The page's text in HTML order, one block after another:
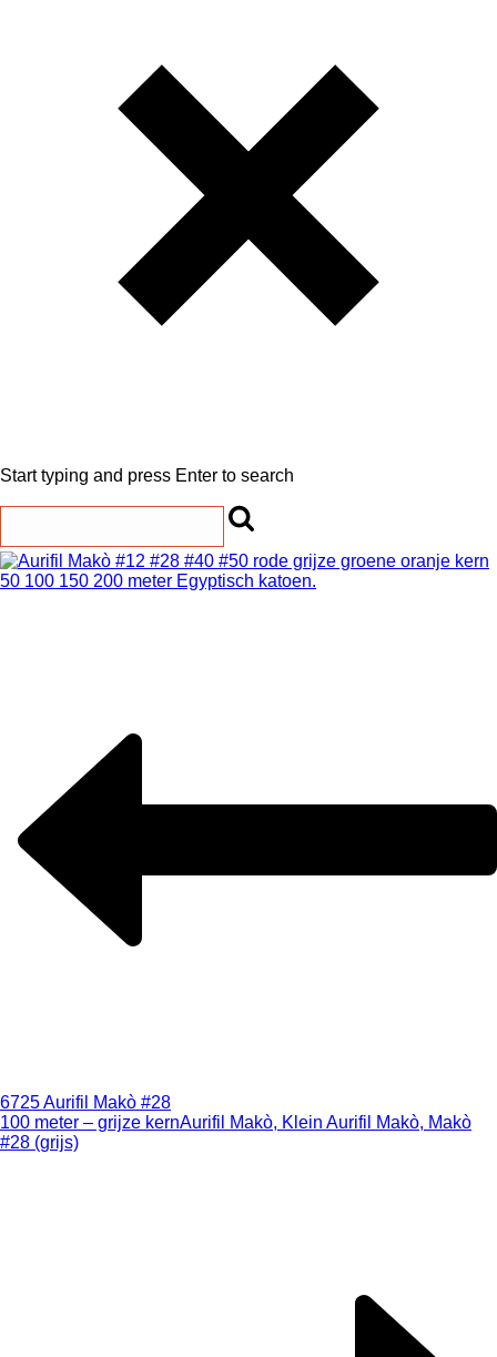
Start typing and press Enter to search
6725 Aurifil Makò #28
100 meter – grijze kernAurifil Makò, Klein Aurifil Makò, Makò
#28 (grijs)